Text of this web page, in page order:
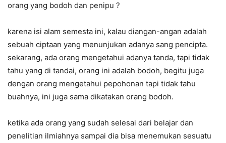
orang yang bodoh dan penipu ?
karena isi alam semesta ini, kalau diangan-angan adalah
sebuah ciptaan yang menunjukan adanya sang pencipta.
sekarang, ada orang mengetahui adanya tanda, tapi tidak
tahu yang di tandai, orang ini adalah bodoh, begitu juga
dengan orang mengetahui pepohonan tapi tidak tahu
buahnya, ini juga sama dikatakan orang bodoh.
ketika ada orang yang sudah selesai dari belajar dan
penelitian ilmiahnya sampai dia bisa menemukan sesuatu